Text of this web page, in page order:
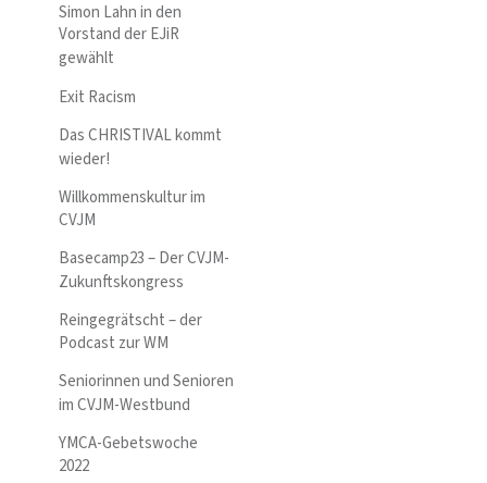
Simon Lahn in den
Vorstand der EJiR
gewählt
Exit Racism
Das CHRISTIVAL kommt
wieder!
Willkommenskultur im
CVJM
Basecamp23 – Der CVJM-
Zukunftskongress
Reingegrätscht – der
Podcast zur WM
Seniorinnen und Senioren
im CVJM-Westbund
YMCA-Gebetswoche
2022